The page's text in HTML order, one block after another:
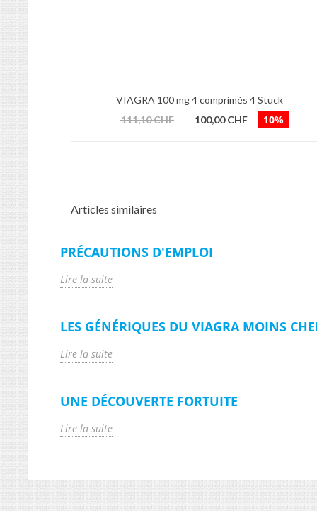
VIAGRA 100 mg 4 comprimés 4 Stück
111,10 CHF
100,00 CHF 10%
Articles similaires
PRÉCAUTIONS D'EMPLOI
Lire la suite
LES GÉNÉRIQUES DU VIAGRA MOINS
Lire la suite
UNE DÉCOUVERTE FORTUITE
Lire la suite